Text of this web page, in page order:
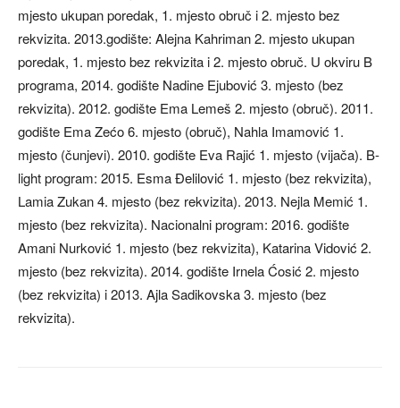
mjesto ukupan poredak, 1. mjesto obruč i 2. mjesto bez
rekvizita. 2013.godište: Alejna Kahriman 2. mjesto ukupan
poredak, 1. mjesto bez rekvizita i 2. mjesto obruč. U okviru B
programa, 2014. godište Nadine Ejubović 3. mjesto (bez
rekvizita). 2012. godište Ema Lemeš 2. mjesto (obruč). 2011.
godište Ema Zećo 6. mjesto (obruč), Nahla Imamović 1.
mjesto (čunjevi). 2010. godište Eva Rajić 1. mjesto (vijača). B-
light program: 2015. Esma Đelilović 1. mjesto (bez rekvizita),
Lamia Zukan 4. mjesto (bez rekvizita). 2013. Nejla Memić 1.
mjesto (bez rekvizita). Nacionalni program: 2016. godište
Amani Nurković 1. mjesto (bez rekvizita), Katarina Vidović 2.
mjesto (bez rekvizita). 2014. godište Irnela Ćosić 2. mjesto
(bez rekvizita) i 2013. Ajla Sadikovska 3. mjesto (bez
rekvizita).